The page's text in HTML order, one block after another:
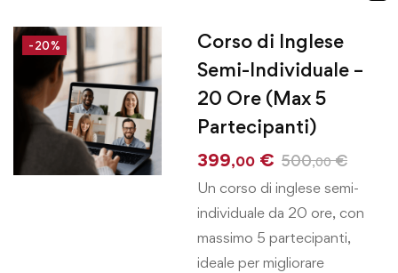
-20%
Corso di Inglese
Semi-Individuale –
20 Ore (Max 5
Partecipanti)
399,00 € 500,00 €
Un corso di inglese semi-
individuale da 20 ore, con
massimo 5 partecipanti,
ideale per migliorare